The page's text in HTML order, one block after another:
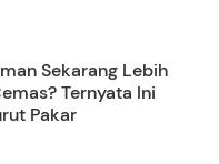
Sekarang Lebih
Ternyata Ini
Pakar